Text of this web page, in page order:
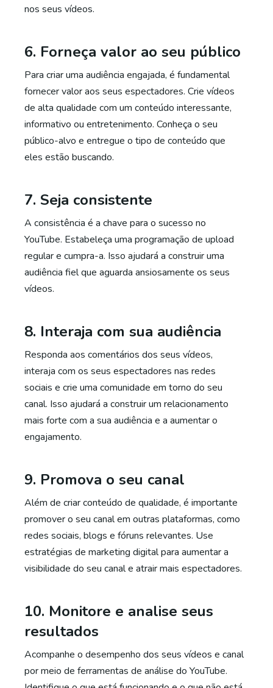
nos seus vídeos.
6. Forneça valor ao seu público
Para criar uma audiência engajada, é fundamental
fornecer valor aos seus espectadores. Crie vídeos
de alta qualidade com um conteúdo interessante,
informativo ou entretenimento. Conheça o seu
público-alvo e entregue o tipo de conteúdo que
eles estão buscando.
7. Seja consistente
A consistência é a chave para o sucesso no
YouTube. Estabeleça uma programação de upload
regular e cumpra-a. Isso ajudará a construir uma
audiência fiel que aguarda ansiosamente os seus
vídeos.
8. Interaja com sua audiência
Responda aos comentários dos seus vídeos,
interaja com os seus espectadores nas redes
sociais e crie uma comunidade em torno do seu
canal. Isso ajudará a construir um relacionamento
mais forte com a sua audiência e a aumentar o
engajamento.
9. Promova o seu canal
Além de criar conteúdo de qualidade, é importante
promover o seu canal em outras plataformas, como
redes sociais, blogs e fóruns relevantes. Use
estratégias de marketing digital para aumentar a
visibilidade do seu canal e atrair mais espectadores.
10. Monitore e analise seus
resultados
Acompanhe o desempenho dos seus vídeos e canal
por meio de ferramentas de análise do YouTube.